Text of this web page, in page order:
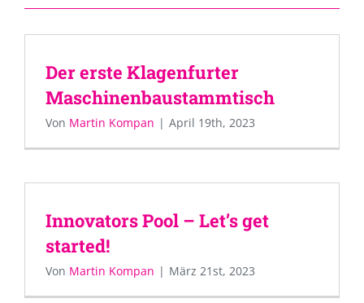
Der erste Klagenfurter
Maschinenbaustammtisch
Von Martin Kompan | April 19th, 2023
Innovators Pool – Let’s get
started!
Von Martin Kompan | März 21st, 2023